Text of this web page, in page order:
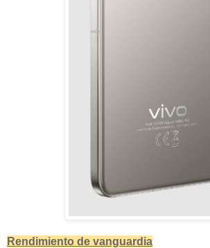
Rendimiento de vanguardia